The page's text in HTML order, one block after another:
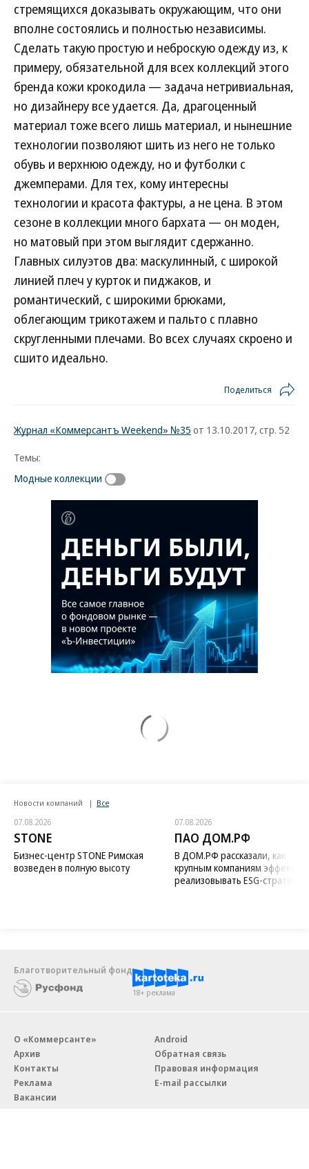
стремящихся доказывать окружающим, что они
вполне состоялись и полностью независимы.
Сделать такую простую и неброскую одежду из, к
примеру, обязательной для всех коллекций этого
бренда кожи крокодила — задача нетривиальная,
но дизайнеру все удается. Да, драгоценный
материал тоже всего лишь материал, и нынешние
технологии позволяют шить из него не только
обувь и верхнюю одежду, но и футболки с
джемперами. Для тех, кому интересны
технологии и красота фактуры, а не цена. В этом
сезоне в коллекции много бархата — он моден,
но матовый при этом выглядит сдержанно.
Главных силуэтов два: маскулинный, с широкой
линией плеч у курток и пиджаков, и
романтический, с широкими брюками,
облегающим трикотажем и пальто с плавно
скругленными плечами. Во всех случаях скроено и
сшито идеально.
Поделиться
Журнал «Коммерсантъ Weekend» №35 от 13.10.2017, стр. 52
Темы:
Модные коллекции
Новости компаний Все
07.08.2026
STONE
Бизнес-центр STONE Римская
возведен в полную высоту
07.08.2026
ПАО ДОМ.РФ
В ДОМ.РФ рассказали, как
крупным компаниям
реализовывать ESG-стратегию
Благотворительный фонд
18+ реклама
О «Коммерсанте»
Архив
Контакты
Реклама
Вакансии
Android
Обратная связь
Правовая информация
E-mail рассылки